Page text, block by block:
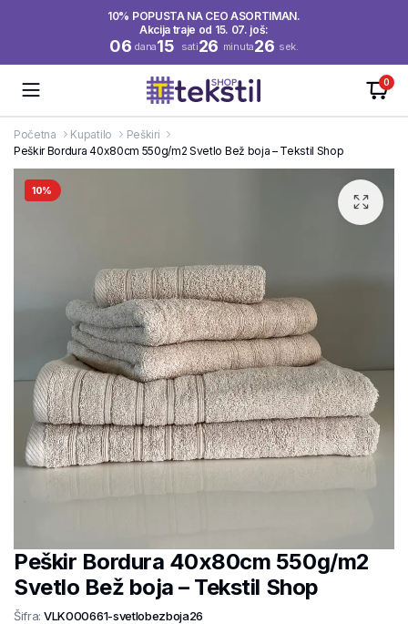
10% POPUSTA NA CEO ASORTIMAN.
Akcija traje od 15. 07. još:
06 dana15 sati26 minuta26 sek.
0
Početna Kupatilo
Peškiri
Peškir Bordura 40x80cm 550g/m2 Svetlo Bež boja – Tekstil Shop
10%
Peškir Bordura 40x80cm 550g/m2
Svetlo Bež boja – Tekstil Shop
Šifra: VLK000661-svetlobezboja26